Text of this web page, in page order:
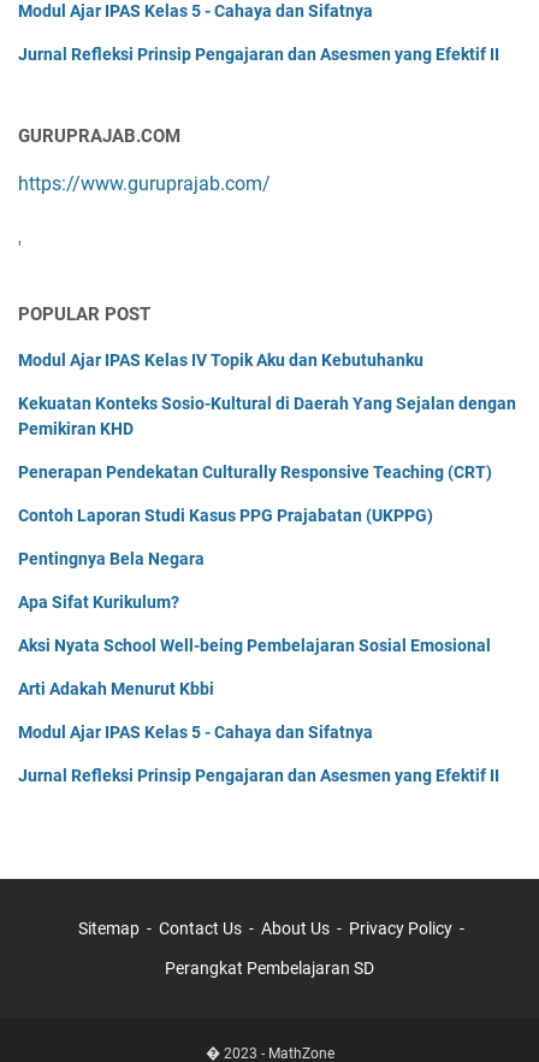
Modul Ajar IPAS Kelas 5 - Cahaya dan Sifatnya
Jurnal Refleksi Prinsip Pengajaran dan Asesmen yang Efektif II
GURUPRAJAB.COM
https://www.guruprajab.com/
'
POPULAR POST
Modul Ajar IPAS Kelas IV Topik Aku dan Kebutuhanku
Kekuatan Konteks Sosio-Kultural di Daerah Yang Sejalan dengan
Pemikiran KHD
Penerapan Pendekatan Culturally Responsive Teaching (CRT)
Contoh Laporan Studi Kasus PPG Prajabatan (UKPPG)
Pentingnya Bela Negara
Apa Sifat Kurikulum?
Aksi Nyata School Well-being Pembelajaran Sosial Emosional
Arti Adakah Menurut Kbbi
Modul Ajar IPAS Kelas 5 - Cahaya dan Sifatnya
Jurnal Refleksi Prinsip Pengajaran dan Asesmen yang Efektif II
Sitemap Contact Us About Us Privacy Policy
Perangkat Pembelajaran SD
� 2023 - MathZone